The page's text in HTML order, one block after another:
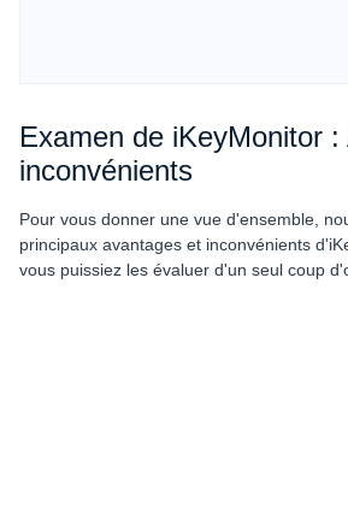
Examen de iKeyMonitor
inconvénients
Pour vous donner une vue d'ensemble,
principaux avantages et inconvénients
vous puissiez les évaluer d'un seul coup